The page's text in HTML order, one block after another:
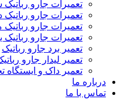
تعمیرات جارو رباتیک
تعمیرات جارو رباتیک
تعمیرات جارو رباتیک
تعمیرات جارو رباتیک
تعمیر برد جارو رباتیک
تعمیر لیدار جارو
تعمیر داک و ایستگاه
درباره ما
تماس با ما